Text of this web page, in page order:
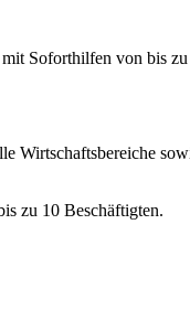
Soforthilfen von bis
zu 10 Beschäftigten.